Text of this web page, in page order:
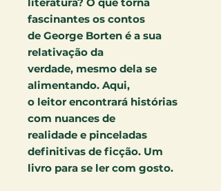
literatura? O que torna
fascinantes os contos
de George Borten é a sua
relativação da
verdade, mesmo dela se
alimentando. Aqui,
o leitor encontrará histórias
com nuances de
realidade e pinceladas
definitivas de ficção. Um
livro para se ler com gosto.